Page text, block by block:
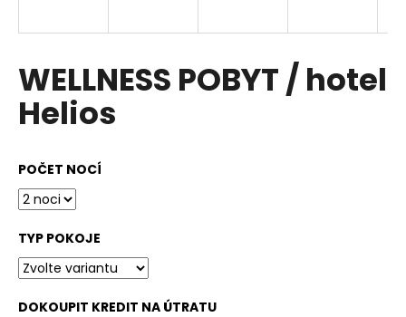
WELLNESS POBYT / hotel
Helios
POČET NOCÍ
TYP POKOJE
DOKOUPIT KREDIT NA ÚTRATU
í
t
?